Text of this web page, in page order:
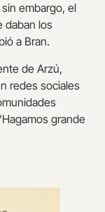
embargo, el
daban los
a Bran.
de Arzú,
redes sociales
grande